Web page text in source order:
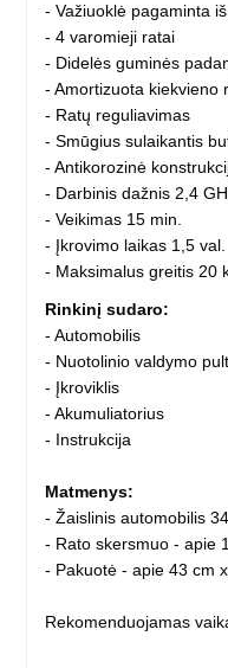
- Važiuoklė pagaminta
- 4 varomieji ratai
- Didelės guminės
- Amortizuota kiekvieno
- Ratų reguliavimas
- Smūgius sulaikantis
- Antikorozinė
- Darbinis dažnis 2,4
- Veikimas 15 min.
- Įkrovimo laikas 1,5 val.
- Maksimalus greitis 20
Rinkinį sudaro:
- Automobilis
- Nuotolinio valdymo
- Įkroviklis
- Akumuliatorius
- Instrukcija
Matmenys:
- Žaislinis automobilis
- Rato skersmuo - apie
- Pakuotė - apie 43 cm
Rekomenduojamas